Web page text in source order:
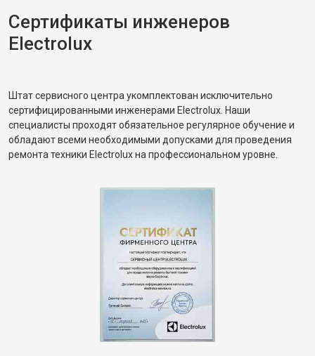
Сертификаты инженеров
Electrolux
Штат сервисного центра укомплектован исключительно
сертифицированными инженерами Electrolux. Наши
специалисты проходят обязательное регулярное обучение и
обладают всеми необходимыми допусками для проведения
ремонта техники Electrolux на профессиональном уровне.